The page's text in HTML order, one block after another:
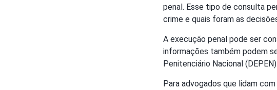
penal. Esse tipo de consulta
crime e quais foram as
A execução penal pode ser
informações também podem
Penitenciário Nacional (DEPEN).
Para advogados que lidam